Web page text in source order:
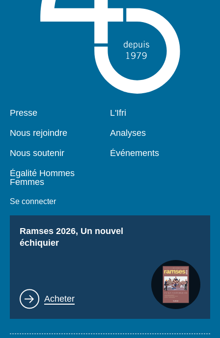
Pied
Presse
Nous rejoindre
Nous soutenir
Égalité Hommes
Femmes
Se connecter
Navigation
L'Ifri
Analyses
Événements
Titre
Ramses 2026, Un nouvel
échiquier
Lien
Acheter